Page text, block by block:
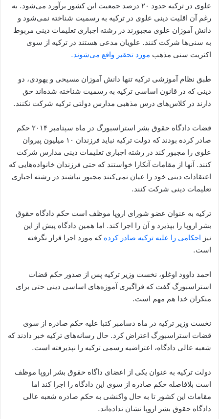
علوی در ترکیه حدود ۲۰ درصد جمعیت این کشور برآورد می‌شود. به
رغم آن اقلیت دینی علوی در ترکیه به رسمیت شناخته نمی‌شود و
دانش آموزان علوی مجبورند در رشته اجباری تعلیمات دینی مربوط
به سنی‌ها شرکت کنند. علویان مدعی هستند در ترکیه از سوی
اکثریت سنی مذهب مورد تحقیر واقع می‌شوند.
طبق نظام آموزشی ترکیه تنها دانش آموزان مسیحی و یهودی، دو
دینی که در قانون اساسی ترکیه به رسمیت شناخته شده‌اند حق
دارند در کلاس‌های درس مذهبی مدارس دولتی ترکیه شرکت نکنند.
قضات دادگاه حقوق بشر استراسبورگ در ماه سپتامبر ۲۰۱۴ حکم
صادر کرده بودند که دولت ترکیه نباید فرزندان ۱۰ میلیون پیروان
علوی را مجبور کند در رشته اجباری تعلیمات دینی مدارس شرکت
کنند. آنها از مقامات آنکارا خواستند که حتی فرزندان خانواده‌هایی که
اعتقادات دینی خود را عیان نمی‌کنند مجبور نباشند در رشته اجباری
تعلیمات دینی شرکت کنند.
ترکیه به عنوان عضو شورای اروپا موظف است حکم دادگاه حقوق
بشر اروپا را بپذیرد و آن را اجرا کند. اما همین دادگاه پیش از این
نیز احکامی را علیه ترکیه صادر کرده که مورد اجرا قرار نگرفته
است.
احمد داوود اوغلو، نخست وزیر ترکیه پس از صدور حکم قضات
استراسبورگ گفت که فراگیری آموزه‌های اساسی دینی حتی برای
منکران خدا هم مهم است.
نخست وزیر ترکیه در ماه دسامبر کتبا علیه حکم صادره از سوی
قضات استراسبورگ اعتراض کرد. حال رسانه‌های ترکیه خبر دادند که
شعبه عالی دادگاه، اعتراضیه رسمی ترکیه را نپذیرفته است.
دولت ترکیه به عنوان یکی از اعضای داگاه حقوق بشر اروپا موظف
است بلافاصله حکم صادره از سوی این دادگاه را اجرا کند اما
مقامات این کشور تا به حال واکنشی به حکم صادره شعبه عالی
دادگاه حقوق بشر اروپا نشان نداده‌اند.